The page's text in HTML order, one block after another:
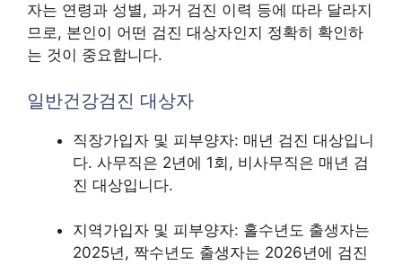
자는 연령과 성별, 과거 검진 이력 등에 따라 달라지
므로, 본인이 어떤 검진 대상자인지 정확히 확인하
는 것이 중요합니다.
일반건강검진 대상자
직장가입자 및 피부양자: 매년 검진 대상입니
다. 사무직은 2년에 1회, 비사무직은 매년 검
진 대상입니다.
지역가입자 및 피부양자: 홀수년도 출생자는
2025년, 짝수년도 출생자는 2026년에 검진